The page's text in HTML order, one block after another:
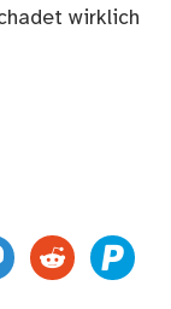
wirklich
reddit paypal